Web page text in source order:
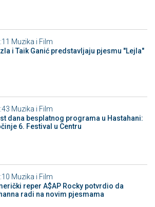
Muzika i Film
i Taik Ganić predstavljaju pjesmu "Lejla"
Muzika i Film
dana besplatnog programa u Hastahani:
6. Festival u Centru
Muzika i Film
reper A$AP Rocky potvrdio da
radi na novim pjesmama